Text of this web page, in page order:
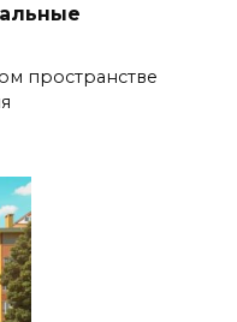
пространстве